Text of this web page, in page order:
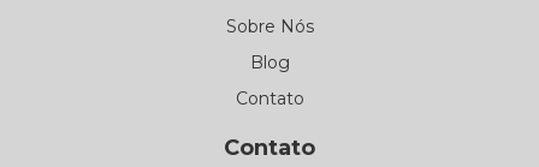
Sobre Nós
Blog
Contato
Contato